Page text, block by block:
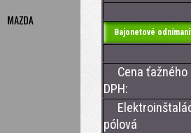
Bajonetové
Cena ťažného
DPH:
pólová